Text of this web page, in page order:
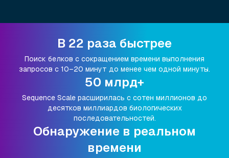
В 22 раза быстрее
Поиск белков с сокращением времени выполнения
запросов с 10–20 минут до менее чем одной минуты.
50 млрд+
Sequence Scale расширилась с сотен миллионов до
десятков миллиардов биологических
последовательностей.
Обнаружение в реальном
времени